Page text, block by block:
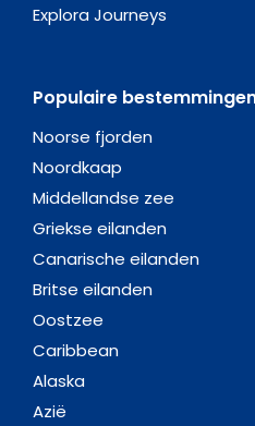
Explora Journeys
Populaire
Noorse fjorden
Noordkaap
Middellandse zee
Griekse eilanden
Canarische eilanden
Britse eilanden
Oostzee
Caribbean
Alaska
Azië